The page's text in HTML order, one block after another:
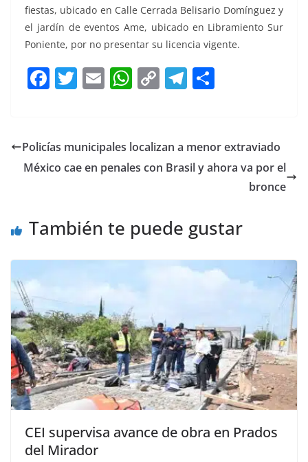
fiestas, ubicado en Calle Cerrada Belisario Domínguez y
el jardín de eventos Ame, ubicado en Libramiento Sur
Poniente, por no presentar su licencia vigente.
F
a
e
b
k
T
w
er
E
m
l
W
h
s
A
C
o
y
Li
T
el
gr
a
e
Policías municipales localizan a menor extraviado
México cae en penales con Brasil y ahora va por el
bronce
También te puede gustar
CEI supervisa avance de obra en Prados
del Mirador